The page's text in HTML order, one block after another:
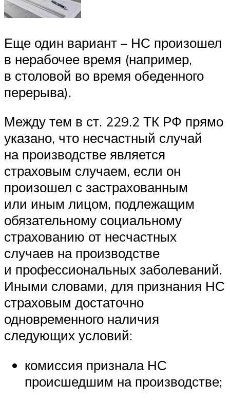
Еще один вариант – НС произошел
в нерабочее время (например,
в столовой во время обеденного
перерыва).
Между тем в ст. 229.2 ТК РФ прямо
указано, что несчастный случай
на производстве является
страховым случаем, если он
произошел с застрахованным
или иным лицом, подлежащим
обязательному социальному
страхованию от несчастных
случаев на производстве
и профессиональных заболеваний.
Иными словами, для признания НС
страховым достаточно
одновременного наличия
следующих условий:
комиссия признала НС
происшедшим на производстве;